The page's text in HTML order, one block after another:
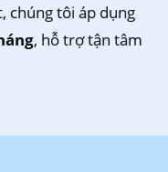
chúng tôi áp dụng
, hỗ trợ tận tâm